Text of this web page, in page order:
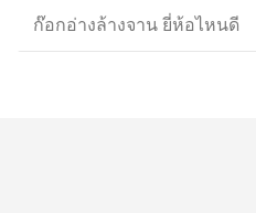
ก๊อกอ่างล้างจาน ยี่ห้อไหนดี